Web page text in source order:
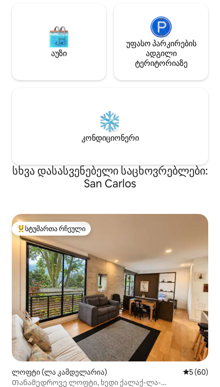
აუზი
უფასო პარკირების
ადგილი
ტერიტორიაზე
კონდიციონერი
სხვა დასასვენებელი საცხოვრებლები:
San Carlos
სტუმართა რჩეული მოწინავე ვარიანტი
სტუმართა რჩეული
ლოფტი (ლა კამდელარია) საშუალო
5 (60)
Თანამედროვე ლოფტი, ხედი ქალაქ-ლა-